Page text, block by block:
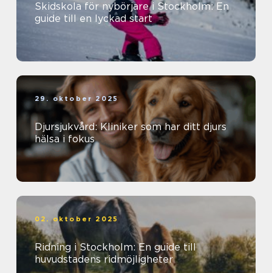
Skidskola för nybörjare i Stockholm: En
guide till en lyckad start
29. oktober 2025
Djursjukvård: Kliniker som har ditt djurs
hälsa i fokus
02. oktober 2025
Ridning i Stockholm: En guide till
huvudstadens ridmöjligheter